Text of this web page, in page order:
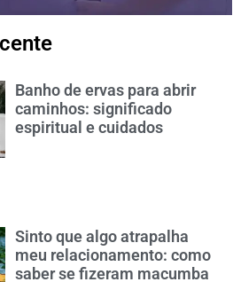
Banho de ervas para abrir
caminhos: significado
espiritual e cuidados
Sinto que algo atrapalha
meu relacionamento: como
saber se fizeram macumba